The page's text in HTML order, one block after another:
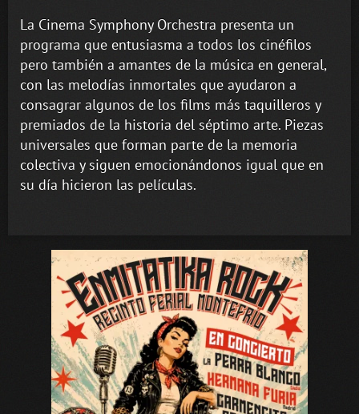
La Cinema Symphony Orchestra presenta un
programa que entusiasma a todos los cinéfilos
pero también a amantes de la música en general,
con las melodías inmortales que ayudaron a
consagrar algunos de los films más taquilleros y
premiados de la historia del séptimo arte. Piezas
universales que forman parte de la memoria
colectiva y siguen emocionándonos igual que en
su día hicieron las películas.